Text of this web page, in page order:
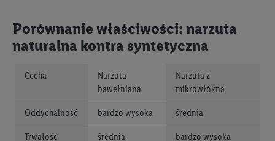
Porównanie właściwości: narzuta
naturalna kontra syntetyczna
Cecha
Narzuta
bawełniana
Narzuta z
mikrowłókna
Oddychalność bardzo wysoka średnia
Trwałość
średnia
bardzo wysoka